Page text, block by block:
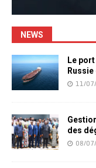
NEWS
Le
Russie
11/
des
08/